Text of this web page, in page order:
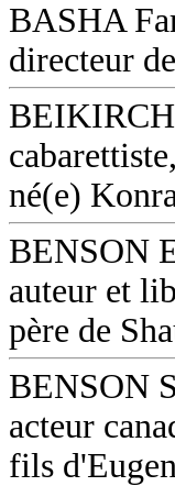
BASHA
directeur
né(e)
BENSON
auteur et
père de
BENSON
acteur
fils